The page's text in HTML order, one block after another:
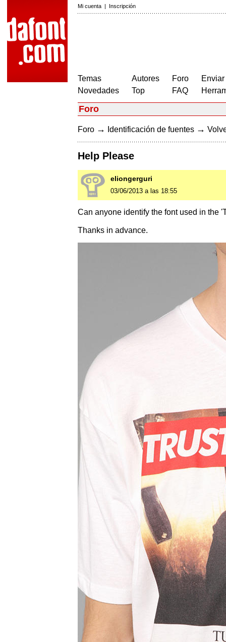
Mi cuenta | Inscripción
Temas
Novedades
Autores
Top
Foro
FAQ
Foro
Foro → Identificación de fuentes →
Help Please
eliongerguri
03/06/2013 a las 18:55
Can anyone identify the font used in the
Thanks in advance.